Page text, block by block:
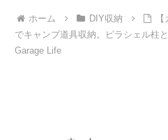
ホーム DIY収納
でキャンプ道具収納。ピラシェル柱
Garage Life